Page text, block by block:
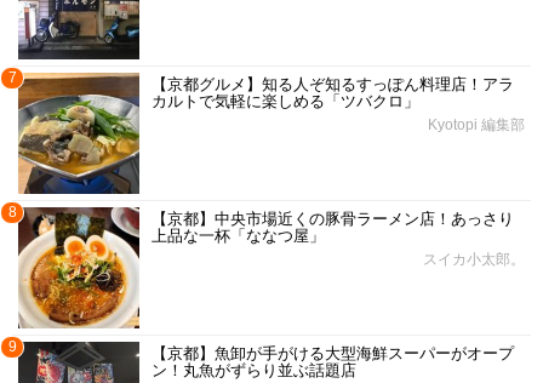
7
【京都グルメ】知る人ぞ知るすっぽん料理店！アラ
カルトで気軽に楽しめる「ツバクロ」
Kyotopi 編集部
8
【京都】中央市場近くの豚骨ラーメン店！あっさり
上品な一杯「ななつ屋」
スイカ小太郎。
9
【京都】魚卸が手がける大型海鮮スーパーがオープ
ン！丸魚がずらり並ぶ話題店